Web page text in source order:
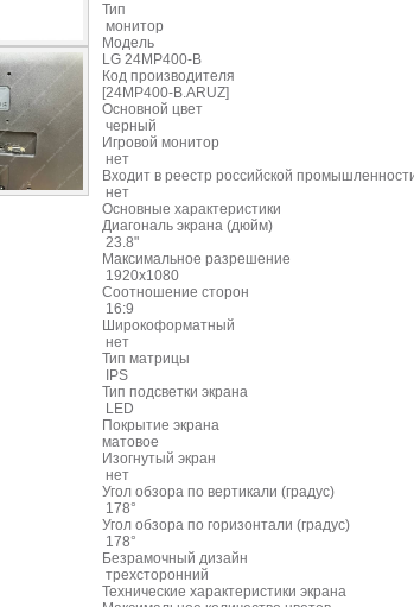
Тип
монитор
Модель
LG 24MP400-B
Код производителя
[24MP400-B.ARUZ]
Основной цвет
черный
Игровой монитор
нет
Входит в реестр российской
нет
Основные характеристики
Диагональ экрана (дюйм)
23.8"
Максимальное разрешение
1920x1080
Соотношение сторон
16:9
Широкоформатный
нет
Тип матрицы
IPS
Тип подсветки экрана
LED
Покрытие экрана
матовое
Изогнутый экран
нет
Угол обзора по вертикали (градус)
178°
Угол обзора по горизонтали (градус)
178°
Безрамочный дизайн
трехсторонний
Технические характеристики экрана